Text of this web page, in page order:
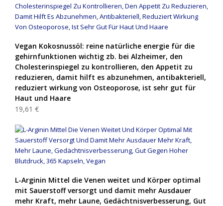
Vegan Kokosnussöl: reine natürliche energie für die
gehirnfunktionen wichtig zb. bei Alzheimer, den
Cholesterinspiegel zu kontrollieren, den Appetit zu
reduzieren, damit hilft es abzunehmen, antibakteriell,
reduziert wirkung von Osteoporose, ist sehr gut für
Haut und Haare
19,61 €
L-Arginin Mittel die Venen weitet und Körper optimal
mit Sauerstoff versorgt und damit mehr Ausdauer
mehr Kraft, mehr Laune, Gedächtnisverbesserung, Gut